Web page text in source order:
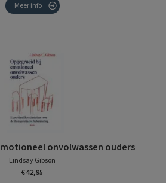
Meer info
onvolwassen ouders
Lindsay Gibson
€ 42,95